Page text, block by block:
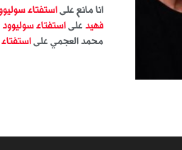
انا مانع على استفتاء
فهيد على استفتاء سوليوود |
محمد العجمي على استفتاء